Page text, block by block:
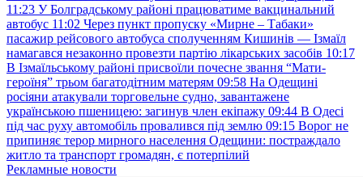
11:23 У Болградському районі працюватиме вакцинальний
автобус 11:02 Через пункт пропуску «Мирне – Табаки»
пасажир рейсового автобуса сполученням Кишинів — Ізмаїл
намагався незаконно провезти партію лікарських засобів 10:17
В Ізмаїльському районі присвоїли почесне звання “Мати-
героїня” трьом багатодітним матерям 09:58 На Одещині
росіяни атакували торговельне судно, завантажене
українською пшеницею: загинув член екіпажу 09:44 В Одесі
під час руху автомобіль провалився під землю 09:15 Ворог не
припиняє терор мирного населення Одещини: постраждало
житло та транспорт громадян, є потерпілий
Рекламные новости